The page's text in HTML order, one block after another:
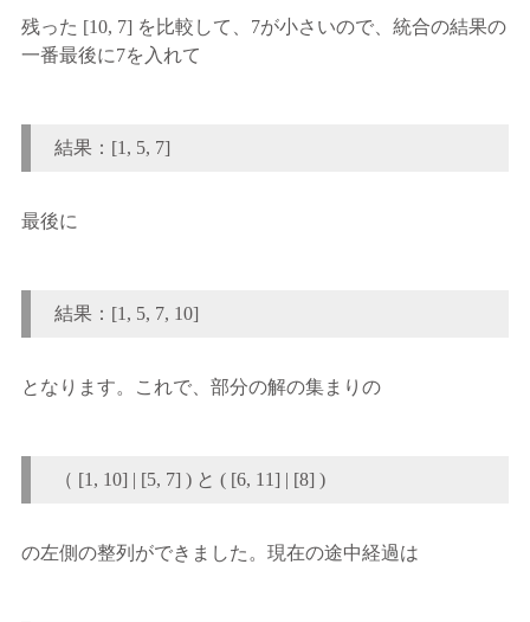
残った [10, 7] を比較して、7が小さいので、統合の結果の
一番最後に7を入れて
結果：[1, 5, 7]
最後に
結果：[1, 5, 7, 10]
となります。これで、部分の解の集まりの
（ [1, 10] | [5, 7] ) と ( [6, 11] | [8] )
の左側の整列ができました。現在の途中経過は